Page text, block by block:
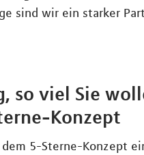
sind wir ein starker
so viel Sie
Konzept
5-Sterne-Konzept